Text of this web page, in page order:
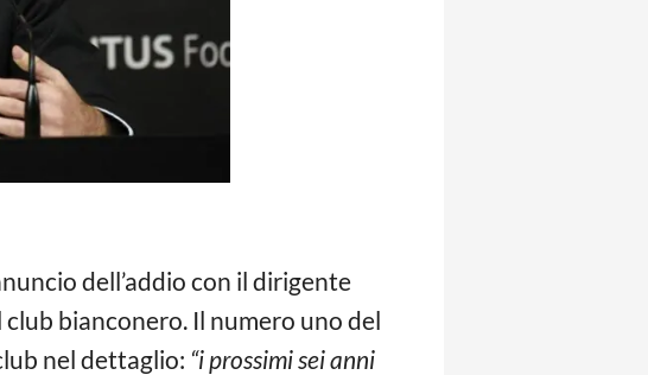
dell’addio con il dirigente
bianconero. Il numero uno del
nel dettaglio: “i prossimi sei anni